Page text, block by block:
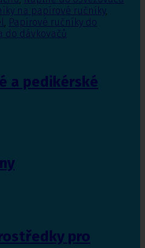
na papírové ručníky,
, Papírové ručníky do
do dávkovačů
a pedikérské
pro